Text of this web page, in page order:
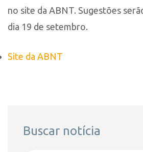
no site da ABNT. Sugestões
dia 19 de setembro.
Site da ABNT
Buscar notícia